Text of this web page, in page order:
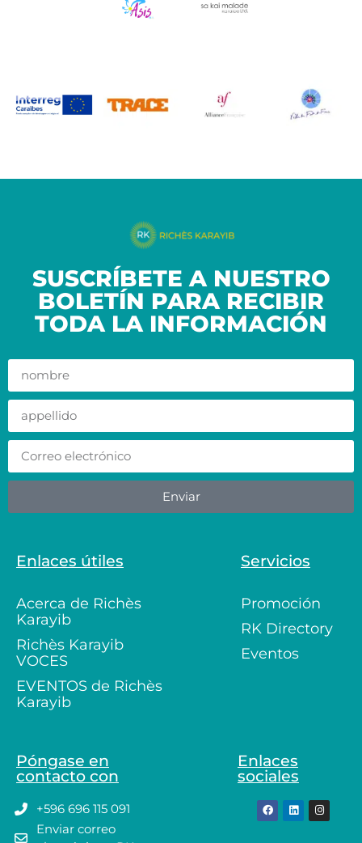
SUSCRÍBETE A NUESTRO
BOLETÍN PARA RECIBIR
TODA LA INFORMACIÓN
Enviar
Enlaces útiles
Acerca de Richès
Karayib
Richès Karayib
VOCES
EVENTOS de Richès
Karayib
Servicios
Promoción
RK Directory
Eventos
Póngase en
contacto con
+596 696 115 091
Enviar correo
Enlaces
sociales